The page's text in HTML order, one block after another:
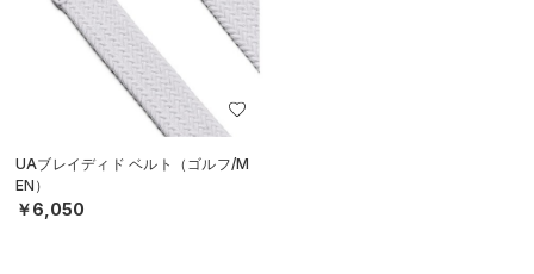
UAブレイディド ベルト（ゴルフ/M
EN）
￥6,050